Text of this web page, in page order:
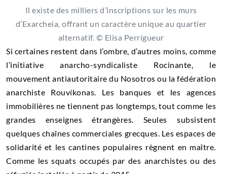
Il existe des milliers d’inscriptions sur les murs
d’Exarcheia, offrant un caractère unique au quartier
alternatif. © Elisa Perrigueur
Si certaines restent dans l’ombre, d’autres moins, comme
l’initiative anarcho-syndicaliste Rocinante, le
mouvement antiautoritaire du Nosotros ou la fédération
anarchiste Rouvíkonas. Les banques et les agences
immobilières ne tiennent pas longtemps, tout comme les
grandes enseignes étrangères. Seules subsistent
quelques chaînes commerciales grecques. Les espaces de
solidarité et les cantines populaires règnent en maître.
Comme les squats occupés par des anarchistes ou des